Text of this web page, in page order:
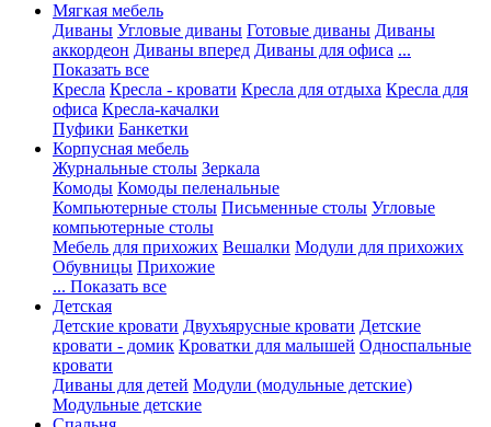
Мягкая мебель
Диваны Угловые диваны Готовые диваны Диваны
аккордеон Диваны вперед Диваны для офиса ...
Показать все
Кресла Кресла - кровати Кресла для отдыха Кресла для
офиса Кресла-качалки
Пуфики Банкетки
Корпусная мебель
Журнальные столы Зеркала
Комоды Комоды пеленальные
Компьютерные столы Письменные столы Угловые
компьютерные столы
Мебель для прихожих Вешалки Модули для прихожих
Обувницы Прихожие
... Показать все
Детская
Детские кровати Двухъярусные кровати Детские
кровати - домик Кроватки для малышей Односпальные
кровати
Диваны для детей Модули (модульные детские)
Модульные детские